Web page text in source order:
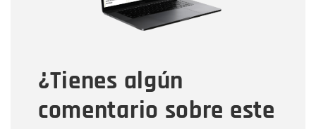
¿Tienes algún
comentario sobre este
Tipo de comentario
Mensaje